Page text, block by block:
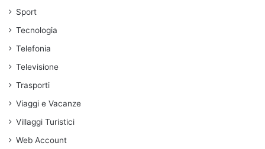
Sport
Tecnologia
Telefonia
Televisione
Trasporti
Viaggi e Vacanze
Villaggi Turistici
Web Account